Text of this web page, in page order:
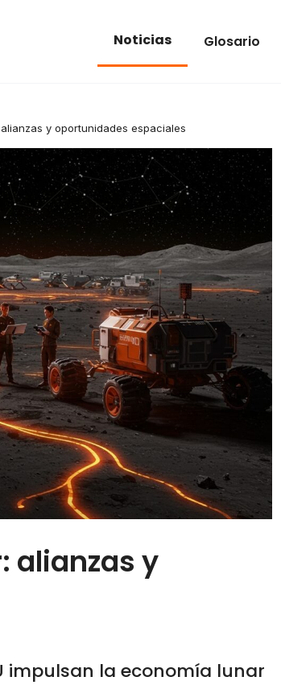
Noticias Glosario
y oportunidades espaciales
alianzas y
impulsan la economía lunar